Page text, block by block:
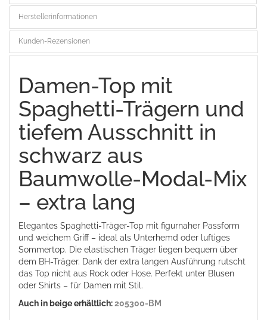
Herstellerinformationen
Kunden-Rezensionen
Damen-Top mit
Spaghetti-Trägern und
tiefem Ausschnitt in
schwarz aus
Baumwolle-Modal-Mix
– extra lang
Elegantes Spaghetti-Träger-Top mit figurnaher Passform
und weichem Griff – ideal als Unterhemd oder luftiges
Sommertop. Die elastischen Träger liegen bequem über
dem BH-Träger. Dank der extra langen Ausführung rutscht
das Top nicht aus Rock oder Hose. Perfekt unter Blusen
oder Shirts – für Damen mit Stil.
Auch in beige erhältlich:205300-BM